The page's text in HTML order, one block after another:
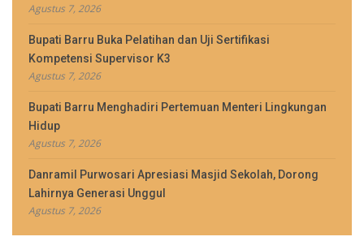
Agustus 7, 2026
Bupati Barru Buka Pelatihan dan Uji Sertifikasi
Kompetensi Supervisor K3
Agustus 7, 2026
Bupati Barru Menghadiri Pertemuan Menteri Lingkungan
Hidup
Agustus 7, 2026
Danramil Purwosari Apresiasi Masjid Sekolah, Dorong
Lahirnya Generasi Unggul
Agustus 7, 2026